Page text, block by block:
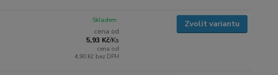
cena od
5,93 Kč/Ks
cena od
4,90 Kč bez DPH
Skladem Zvolit variantu